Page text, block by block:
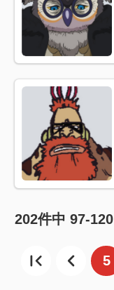
202件中 97-120
5